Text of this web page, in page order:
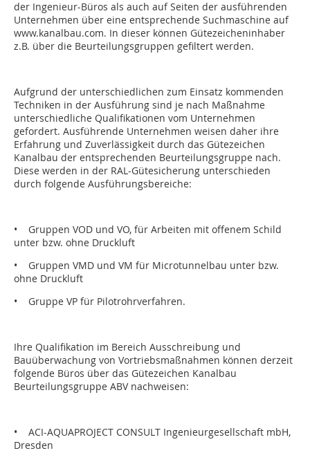
der Ingenieur-Büros als auch auf Seiten der ausführenden
Unternehmen über eine entsprechende Suchmaschine auf
www.kanalbau.com. In dieser können Gütezeicheninhaber
z.B. über die Beurteilungsgruppen gefiltert werden.
Aufgrund der unterschiedlichen zum Einsatz kommenden
Techniken in der Ausführung sind je nach Maßnahme
unterschiedliche Qualifikationen vom Unternehmen
gefordert. Ausführende Unternehmen weisen daher ihre
Erfahrung und Zuverlässigkeit durch das Gütezeichen
Kanalbau der entsprechenden Beurteilungsgruppe nach.
Diese werden in der RAL-Gütesicherung unterschieden
durch folgende Ausführungsbereiche:
• Gruppen VOD und VO, für Arbeiten mit offenem Schild
unter bzw. ohne Druckluft
• Gruppen VMD und VM für Microtunnelbau unter bzw.
ohne Druckluft
• Gruppe VP für Pilotrohrverfahren.
Ihre Qualifikation im Bereich Ausschreibung und
Bauüberwachung von Vortriebsmaßnahmen können derzeit
folgende Büros über das Gütezeichen Kanalbau
Beurteilungsgruppe ABV nachweisen:
• ACI-AQUAPROJECT CONSULT Ingenieurgesellschaft mbH,
Dresden